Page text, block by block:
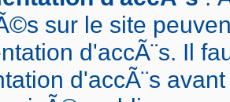
sur le site
d'accÃ¨s. Il
d'accÃ¨s